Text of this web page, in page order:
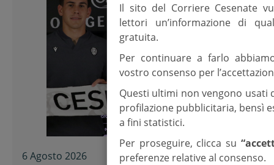
6 Agosto 2026
Il sito del Corriere Cesenate
lettori un’informazione di
gratuita.
Per continuare a farlo
vostro consenso per
Questi ultimi non vengono usati
profilazione pubblicitaria, bensì
a fini statistici.
Per proseguire, clicca su
preferenze relative al consenso.